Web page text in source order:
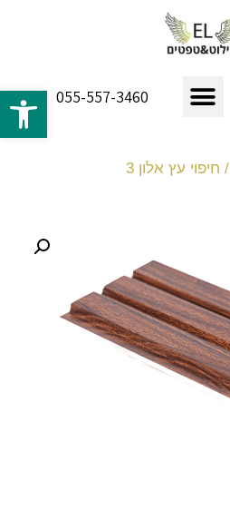
055-557-3460
/ חיפוי עץ אלון 3